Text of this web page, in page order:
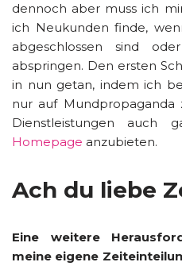
dennoch aber muss ich
ich Neukunden finde,
abgeschlossen sind
abspringen. Den ersten
in nun getan, indem ich
nur auf Mundpropaganda
Dienstleistungen auch
Homepage anzubieten.
Ach du liebe
Eine weitere
meine eigene